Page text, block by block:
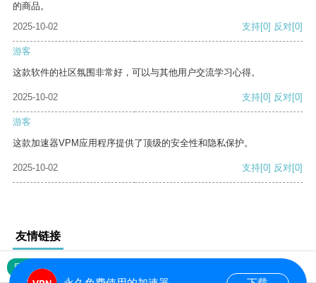
的商品。
2025-10-02
支持[0] 反对[0]
游客
这款软件的社区氛围非常好，可以与其他用户交流学习心得。
2025-10-02 支持[0] 反对[0]
游客
这款加速器VPM应用程序提供了顶级的安全性和隐私保护。
2025-10-02 支持[0] 反对[0]
友情链接
网站地图